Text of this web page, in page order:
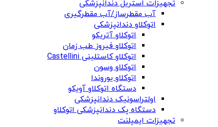
تجهیزات استریل دندانپزشکی
آب مقطرساز/آب مقطرگیری
اتوکلاو دندانپزشکی
اتوکلاو آتریکو
اتوکلاو فیروز طب زمان
اتوکلاو کاستلینی Castellini
اتوکلاو وسون
اتوکلاو یوروندا
دستگاه اتوکلاو آویکو
اولتراسونیک دندانپزشکی
دستگاه پک دندانپزشکی اتوکلاو
تجهیزات ایمپلنت